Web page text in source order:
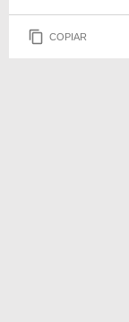
COPIAR